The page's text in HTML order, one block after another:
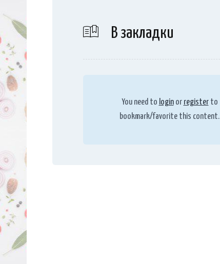
В закладки
You need to loginor registerto
bookmark/favorite this content.